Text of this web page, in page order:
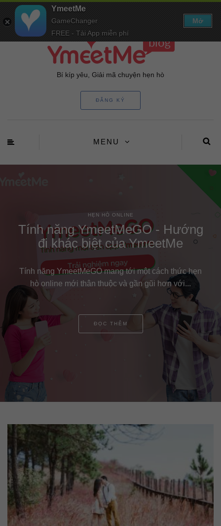
Bí kíp yêu, Giải mã chuyện hẹn hò
ĐĂNG KÝ
MENU
HẸN HÒ ONLINE
YmeetMeGO - Cơ hội để GO out
for Love cho chính bạn
YmeetMeGO là tính năng mới hoàn toàn miễn phí của
YmeetMe được ra mắt trong tháng 8 năm 2019....
ĐỌC THÊM
YmeetMe
GameChanger
FREE - Tải App miễn phí
Mở